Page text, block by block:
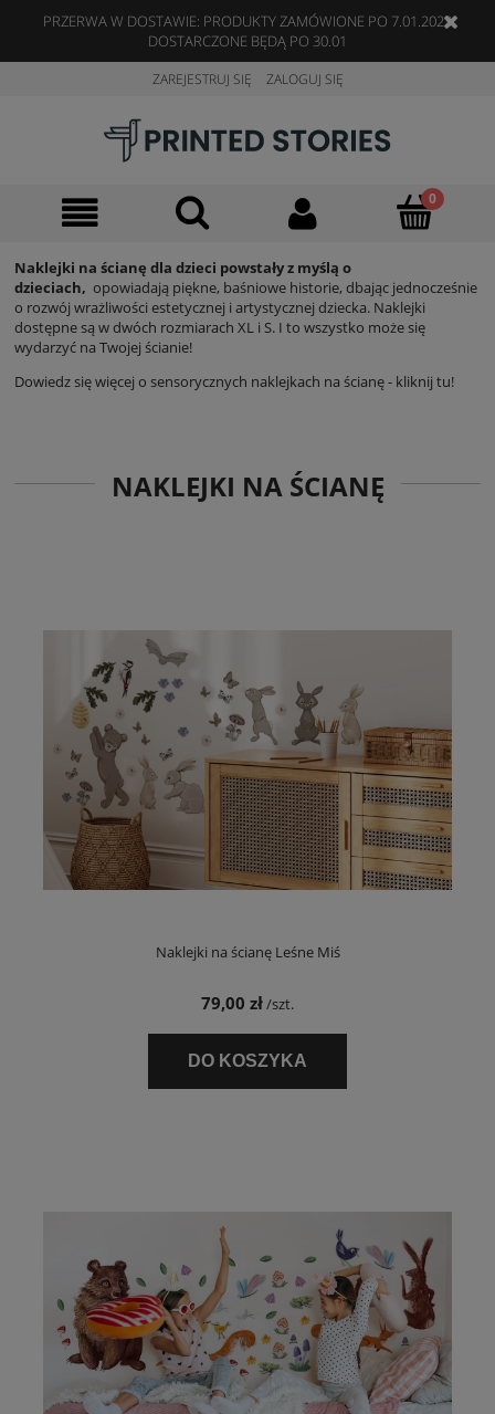
PRZERWA W DOSTAWIE: PRODUKTY ZAMÓWIONE PO 7.01.2023
DOSTARCZONE BĘDĄ PO 30.01
ZAREJESTRUJ SIĘ ZALOGUJ SIĘ
Naklejki na ścianę dla dzieci powstały z myślą o
dzieciach, opowiadają piękne, baśniowe historie, dbając jednocześnie
o rozwój wrażliwości estetycznej i artystycznej dziecka. Naklejki
dostępne są w dwóch rozmiarach XL i S. I to wszystko może się
wydarzyć na Twojej ścianie!
Dowiedz się więcej o sensorycznych naklejkach na ścianę - kliknij tu!
NAKLEJKI NA ŚCIANĘ
Naklejki na ścianę Leśne Miś
79,00 zł/szt.
DO KOSZYKA